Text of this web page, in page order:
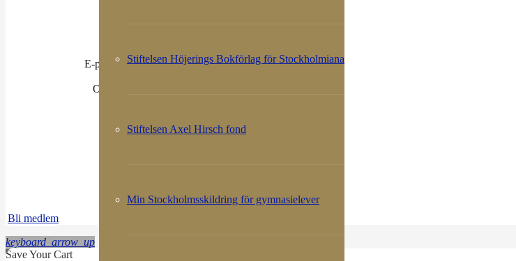
Stiftelsen Höjerings Bokförlag för Stockholmiana
Stiftelsen Axel Hirsch fond
Min Stockholmsskildring för gymnasielever
E-post:kansli@samfundetsterik.se
Organisationsnr: 802003-3950
Instagram
LinkedIn
Bli medlem
keyboard_arrow_up
Save Your Cart